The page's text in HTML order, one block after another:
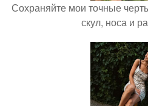
Сохраняйте мои точные
скул, носа и